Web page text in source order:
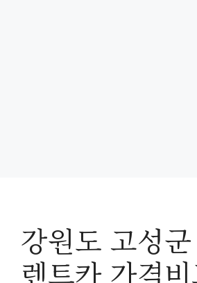
강원도 고성
렌트카 가격